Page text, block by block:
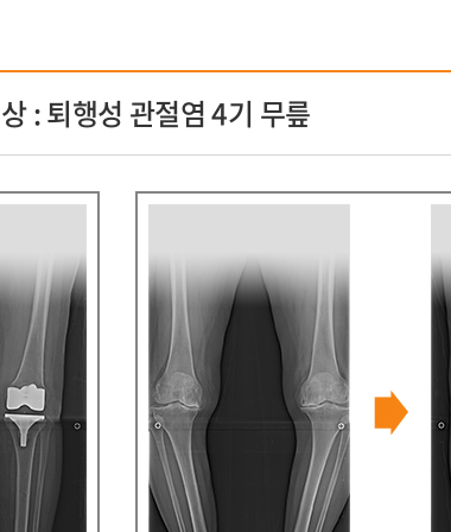
: 퇴행성 관절염 4기 무릎